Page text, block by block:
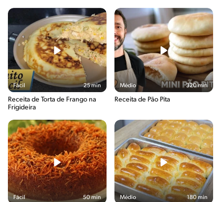
Fácil 25 min
Receita de Torta de Frango na
Frigideira
Médio 320 min
Receita de Pão Pita
Fácil 50 min Médio 180 min